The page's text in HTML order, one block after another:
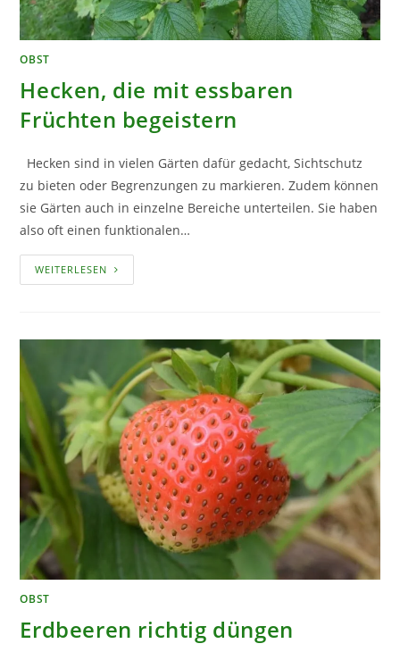
OBST
Hecken, die mit essbaren
Früchten begeistern
Hecken sind in vielen Gärten dafür gedacht, Sichtschutz
zu bieten oder Begrenzungen zu markieren. Zudem können
sie Gärten auch in einzelne Bereiche unterteilen. Sie haben
also oft einen funktionalen…
WEITERLESEN HECKEN,
DIE
OBST
Erdbeeren richtig düngen